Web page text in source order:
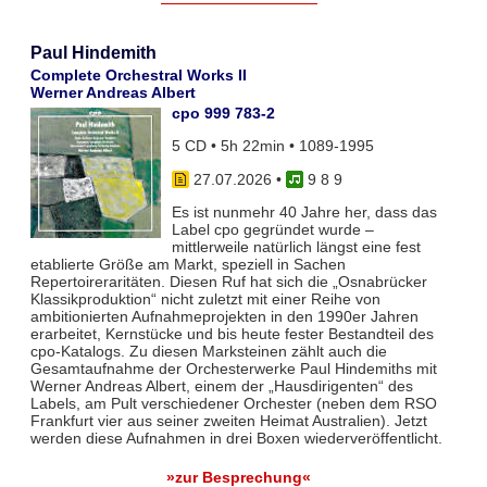
Paul Hindemith
Complete Orchestral Works II
Werner Andreas Albert
cpo 999 783-2
5 CD • 5h 22min • 1089-1995
27.07.2026 •
9 8 9
Es ist nunmehr 40 Jahre her, dass das
Label cpo gegründet wurde –
mittlerweile natürlich längst eine fest
etablierte Größe am Markt, speziell in Sachen
Repertoireraritäten. Diesen Ruf hat sich die „Osnabrücker
Klassikproduktion“ nicht zuletzt mit einer Reihe von
ambitionierten Aufnahmeprojekten in den 1990er Jahren
erarbeitet, Kernstücke und bis heute fester Bestandteil des
cpo-Katalogs. Zu diesen Marksteinen zählt auch die
Gesamtaufnahme der Orchesterwerke Paul Hindemiths mit
Werner Andreas Albert, einem der „Hausdirigenten“ des
Labels, am Pult verschiedener Orchester (neben dem RSO
Frankfurt vier aus seiner zweiten Heimat Australien). Jetzt
werden diese Aufnahmen in drei Boxen wiederveröffentlicht.
»zur Besprechung«